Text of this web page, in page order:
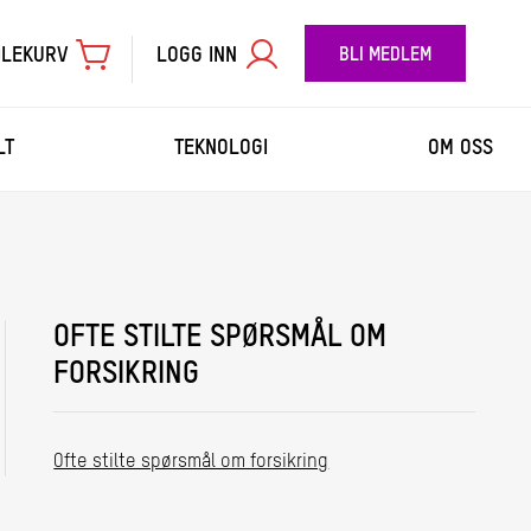
LOGG INN BLI MEDLEM
TEKNOLOGI OM OSS
OFTE STILTE SPØRSMÅL OM
FORSIKRING
Ofte stilte spørsmål om forsikring